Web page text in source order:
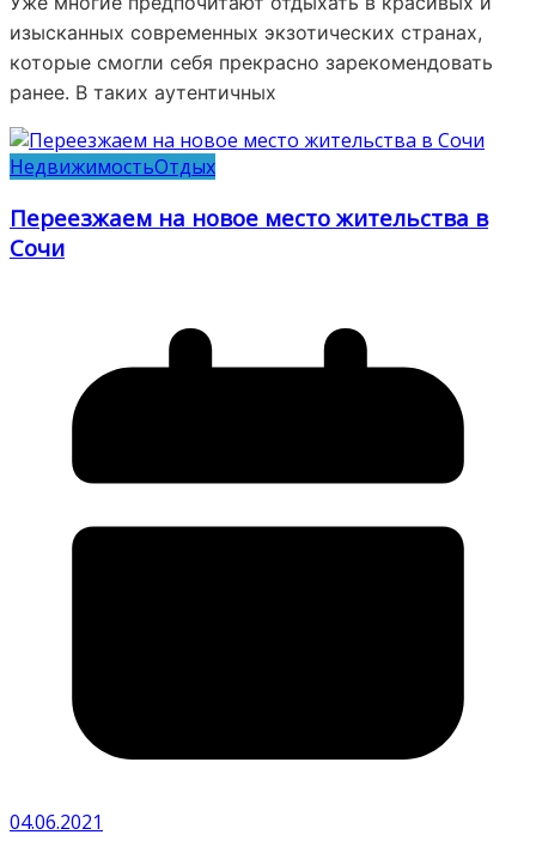
изысканных современных экзотических странах,
которые смогли себя прекрасно зарекомендовать
ранее. В таких аутентичных
НедвижимостьОтдых
Переезжаем на новое место жительства в
Сочи
04.06.2021